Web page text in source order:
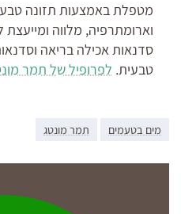
מטפלת באמצעות תזונה
וארומתרפיה, מלווה
סדנאות אכילה בריאה
טבעית. לפרופיל של תמר
מים בטעמים תמר מונטג